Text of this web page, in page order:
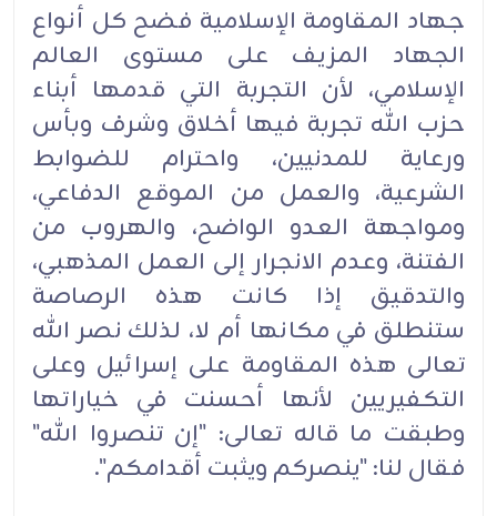
جهاد المقاومة الإسلامية فضح كل أنواع
الجهاد المزيف على مستوى العالم
الإسلامي، لأن التجربة التي قدمها أبناء
حزب الله تجربة فيها أخلاق وشرف وبأس
ورعاية للمدنيين، واحترام للضوابط
الشرعية، والعمل من الموقع الدفاعي،
ومواجهة العدو الواضح، والهروب من
الفتنة، وعدم الانجرار إلى العمل المذهبي،
والتدقيق إذا كانت هذه الرصاصة
ستنطلق في مكانها أم لا، لذلك نصر الله
تعالى هذه المقاومة على إسرائيل وعلى
التكفيريين لأنها أحسنت في خياراتها
وطبقت ما قاله تعالى: "إن تنصروا الله"
فقال لنا: "ينصركم ويثبت أقدامكم".